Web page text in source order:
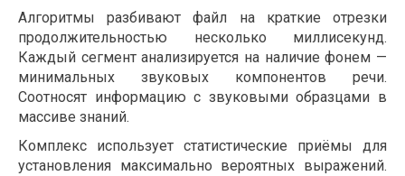
Алгоритмы разбивают файл на краткие отрезки
продолжительностью несколько миллисекунд.
Каждый сегмент анализируется на наличие фонем —
минимальных звуковых компонентов речи.
Соотносят информацию с звуковыми образцами в
массиве знаний.
Комплекс использует статистические приёмы для
установления максимально вероятных выражений.